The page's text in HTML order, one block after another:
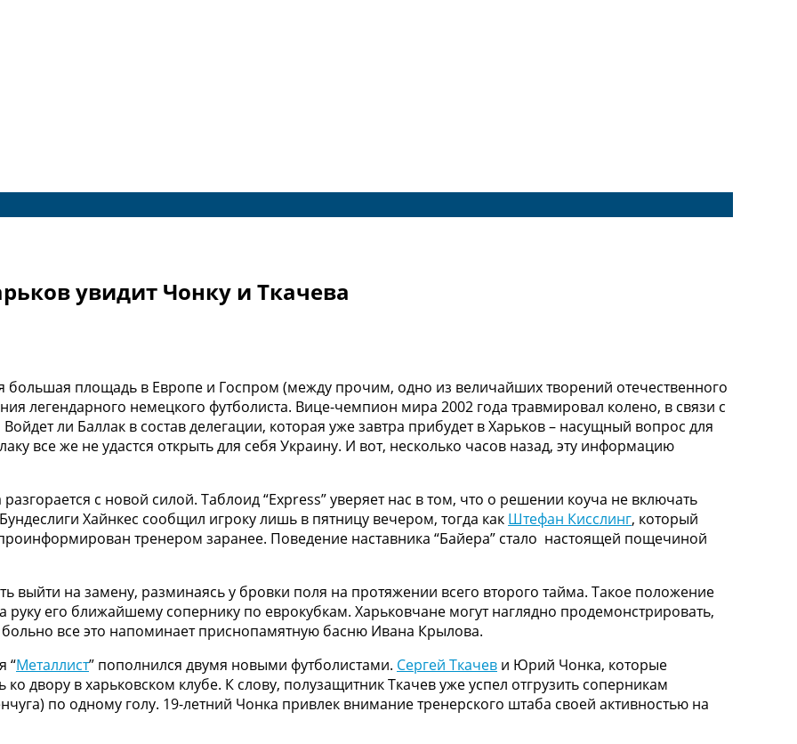
увидит Чонку и Ткачева
площадь в Европе и Госпром (между прочим, одно из величайших творений отечественного
легендарного немецкого футболиста. Вице-чемпион мира 2002 года травмировал колено, в связи с
Войдет ли Баллак в состав делегации, которая уже завтра прибудет в Харьков – насущный вопрос для
все же не удастся открыть для себя Украину. И вот, несколько часов назад, эту информацию
с новой силой. Таблоид “Express” уверяет нас в том, что о решении коуча не включать
Хайнкес сообщил игроку лишь в пятницу вечером, тогда как Штефан Кисслинг, который
тренером заранее. Поведение наставника “Байера” стало настоящей пощечиной
выйти на замену, разминаясь у бровки поля на протяжении всего второго тайма. Такое положение
его ближайшему сопернику по еврокубкам. Харьковчане могут наглядно продемонстрировать,
больно все это напоминает приснопамятную басню Ивана Крылова.
“Металлист” пополнился двумя новыми футболистами. Сергей Ткачев и Юрий Чонка, которые
двору в харьковском клубе. К слову, полузащитник Ткачев уже успел отгрузить соперникам
по одному голу. 19-летний Чонка привлек внимание тренерского штаба своей активностью на